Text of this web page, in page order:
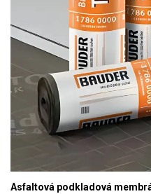
Asfaltová podkladová